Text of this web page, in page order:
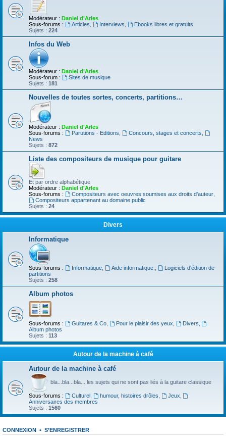
Modérateur : Daniel d'Arles
Sous-forums :
Articles Interviews
Ebooks libres et gratuits
Sujets : 224
Infos du Web
Modérateur : Daniel d'Arles
Sous-forum :
Sites de musique
Sujets : 181
Nouvelles de toutes sortes, concerts, partitions…
Modérateur : Daniel d'Arles
Sous-forums :
Parutions - Editions Concours, stages et concerts
News
Sujets : 872
Liste des compositeurs de musique pour guitare
Et par ordre alphabétique
Modérateur : Daniel d'Arles
Sous-forums :
Compositeurs avec oeuvres soumises aux droits d'auteur,
Compositeurs appartenant au domaine public
Sujets : 24
Divers
Informatique
Sous-forums : Informatique, Aide informatique.
Logiciels d'édition de
partitions
Sujets : 258
Album photos
Sous-forums : Guitares & Co, Pour le plaisir des yeux Divers
Album photos
Sujets : 113
Autour de la machine à café
Autour de la machine à café
bla...bla...bla... les sujets qui ne sont pas liés à la guitare classique
Sous-forums : Culturel, humour, histoires drôles Jeux
Anniversaires des membres
Sujets : 1560
CONNEXION • S’ENREGISTRER